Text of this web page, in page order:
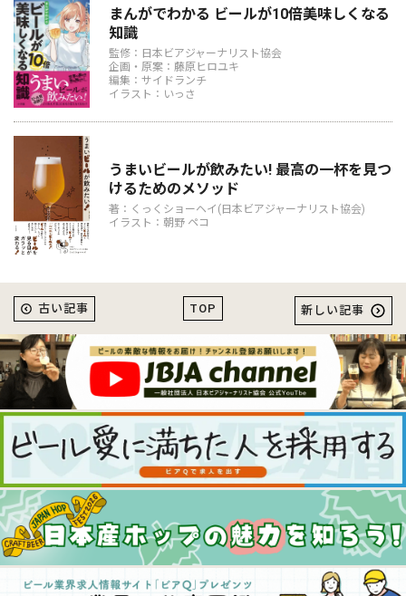
まんがでわかる ビールが10倍美味しくなる
知識
監修：日本ビアジャーナリスト協会
企画・原案：藤原ヒロユキ
編集：サイドランチ
イラスト：いっさ
うまいビールが飲みたい! 最高の一杯を見つ
けるためのメソッド
著：くっくショーヘイ(日本ビアジャーナリスト協会)
イラスト：朝野 ペコ
TOP
古い記事 新しい記事